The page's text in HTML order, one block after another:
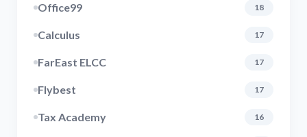
Office99 18
Calculus 17
FarEast ELCC 17
Flybest 17
Tax Academy 16